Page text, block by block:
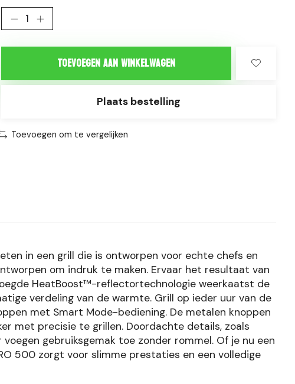
Toevoegen aan winkelwagen
Plaats bestelling
Toevoegen om te vergelijken
in een grill die is ontworpen voor echte chefs en
om indruk te maken. Ervaar het resultaat van
HeatBoost™-reflectortechnologie weerkaatst de
verdeling van de warmte. Grill op ieder uur van de
met Smart Mode-bediening. De metalen knoppen
met precisie te grillen. Doordachte details, zoals
gebruiksgemak toe zonder rommel. Of je nu een
500 zorgt voor slimme prestaties en een volledige